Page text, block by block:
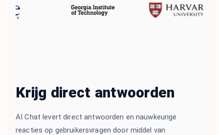
Krijg direct antwoorden
AI Chat levert direct antwoorden en nauwkeurige
reacties op gebruikersvragen door middel van